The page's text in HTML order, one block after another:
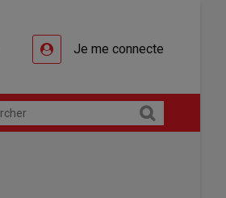
Je me connecte